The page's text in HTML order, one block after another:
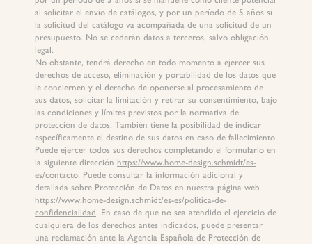
al solicitar el envío de catálogos, y por un período de 5 años si
la solicitud del catálogo va acompañada de una solicitud de un
presupuesto. No se cederán datos a terceros, salvo obligación
legal.
No obstante, tendrá derecho en todo momento a ejercer sus
derechos de acceso, eliminación y portabilidad de los datos que
le conciernen y el derecho de oponerse al procesamiento de
sus datos, solicitar la limitación y retirar su consentimiento, bajo
las condiciones y límites previstos por la normativa de
protección de datos. También tiene la posibilidad de indicar
específicamente el destino de sus datos en caso de fallecimiento.
Puede ejercer todos sus derechos completando el formulario en
la siguiente dirección https://www.home-design.schmidt/es-
es/contacto. Puede consultar la información adicional y
detallada sobre Protección de Datos en nuestra página web
https://www.home-design.schmidt/es-es/politica-de-
confidencialidad. En caso de que no sea atendido el ejercicio de
cualquiera de los derechos antes indicados, puede presentar
una reclamación ante la Agencia Española de Protección de